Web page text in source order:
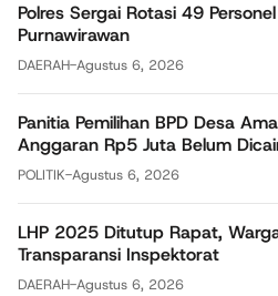
Polres Sergai Rotasi 49
Purnawirawan
DAERAH-Agustus 6, 2026
Panitia Pemilihan BPD Desa
Anggaran Rp5 Juta Belum
POLITIK-Agustus 6, 2026
LHP 2025 Ditutup Rapat,
Transparansi Inspektorat
DAERAH-Agustus 6, 2026